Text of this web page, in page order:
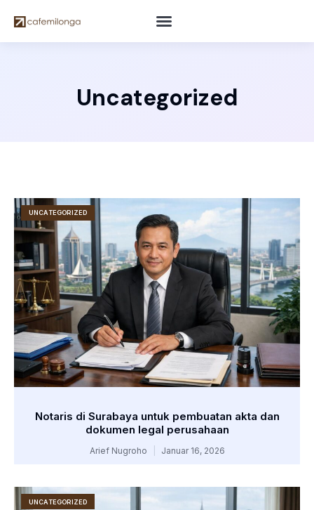
Uncategorized
UNCATEGORIZED
Notaris di Surabaya untuk pembuatan akta dan
dokumen legal perusahaan
Arief Nugroho Januar 16, 2026
UNCATEGORIZED